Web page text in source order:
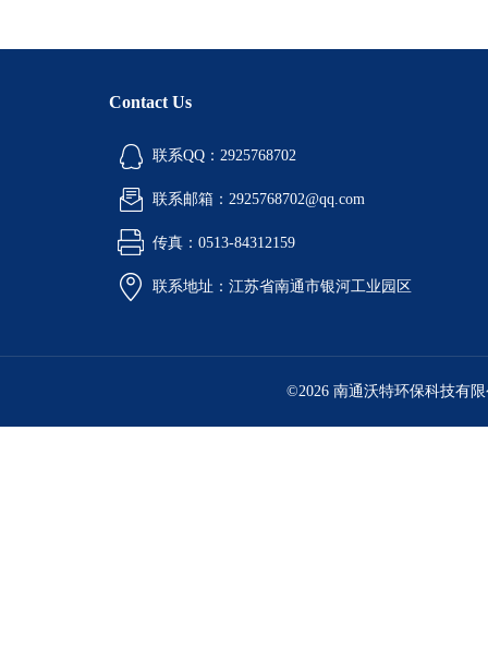
Contact Us
联系QQ：2925768702
联系邮箱：2925768702@qq.com
传真：0513-84312159
联系地址：江苏省南通市银河工业园区
©2026 南通沃特环保科技有